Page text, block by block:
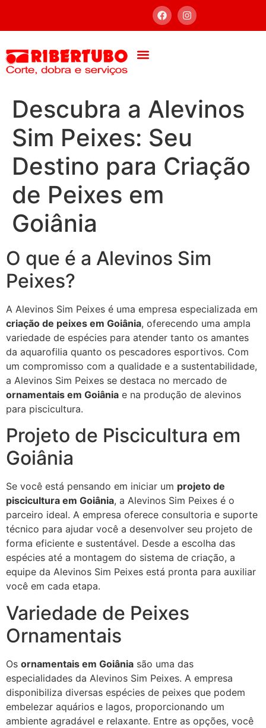
Descubra a Alevinos
Sim Peixes: Seu
Destino para Criação
de Peixes em
Goiânia
O que é a Alevinos Sim
Peixes?
A Alevinos Sim Peixes é uma empresa especializada em
criação de peixes em Goiânia, oferecendo uma ampla
variedade de espécies para atender tanto os amantes
da aquarofilia quanto os pescadores esportivos. Com
um compromisso com a qualidade e a sustentabilidade,
a Alevinos Sim Peixes se destaca no mercado de
ornamentais em Goiânia e na produção de alevinos
para piscicultura.
Projeto de Piscicultura em
Goiânia
Se você está pensando em iniciar um projeto de
piscicultura em Goiânia, a Alevinos Sim Peixes é o
parceiro ideal. A empresa oferece consultoria e suporte
técnico para ajudar você a desenvolver seu projeto de
forma eficiente e sustentável. Desde a escolha das
espécies até a montagem do sistema de criação, a
equipe da Alevinos Sim Peixes está pronta para auxiliar
você em cada etapa.
Variedade de Peixes
Ornamentais
Os ornamentais em Goiânia são uma das
especialidades da Alevinos Sim Peixes. A empresa
disponibiliza diversas espécies de peixes que podem
embelezar aquários e lagos, proporcionando um
ambiente agradável e relaxante. Entre as opções, você